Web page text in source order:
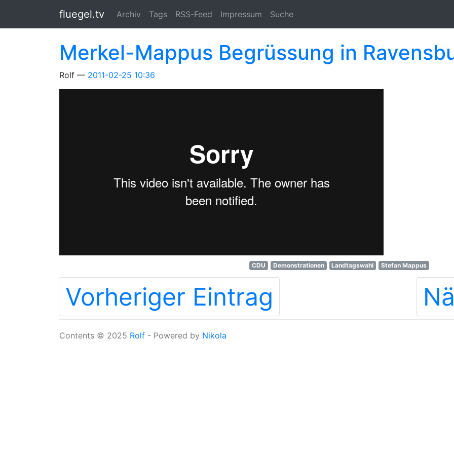
fluegel.tv Archiv Tags RSS-Feed Impressum Suche
Merkel-Mappus Begrüssung in
Rolf 2011-02-25 10:36
CDU Demonstrationen Landtagswahl Stefan Mappus
Vorheriger Eintrag
Contents © 2025 Rolf - Powered by Nikola